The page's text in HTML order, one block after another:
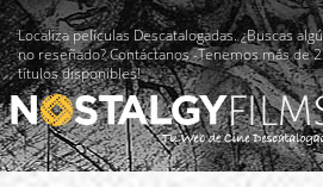
Localiza películas Descatalogadas. ¿Buscas
no reseñado? Contáctanos -Tenemos más de
títulos disponibles!